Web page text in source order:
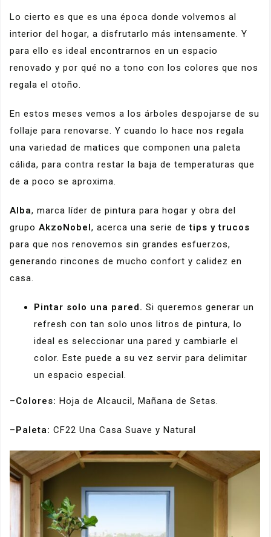
Lo cierto es que es una época donde volvemos al
interior del hogar, a disfrutarlo más intensamente. Y
para ello es ideal encontrarnos en un espacio
renovado y por qué no a tono con los colores que nos
regala el otoño.
En estos meses vemos a los árboles despojarse de su
follaje para renovarse. Y cuando lo hace nos regala
una variedad de matices que componen una paleta
cálida, para contra restar la baja de temperaturas que
de a poco se aproxima.
Alba, marca líder de pintura para hogar y obra del
grupo AkzoNobel, acerca una serie detips y trucos
para que nos renovemos sin grandes esfuerzos,
generando rincones de mucho confort y calidez en
casa.
Pintar solo una pared. Si queremos generar un
refresh con tan solo unos litros de pintura, lo
ideal es seleccionar una pared y cambiarle el
color. Este puede a su vez servir para delimitar
un espacio especial.
–Colores: Hoja de Alcaucil, Mañana de Setas.
–Paleta: CF22 Una Casa Suave y Natural